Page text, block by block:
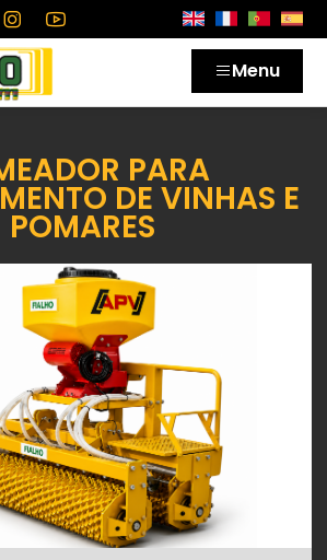
Menu
PARA
DE VINHAS E
POMARES